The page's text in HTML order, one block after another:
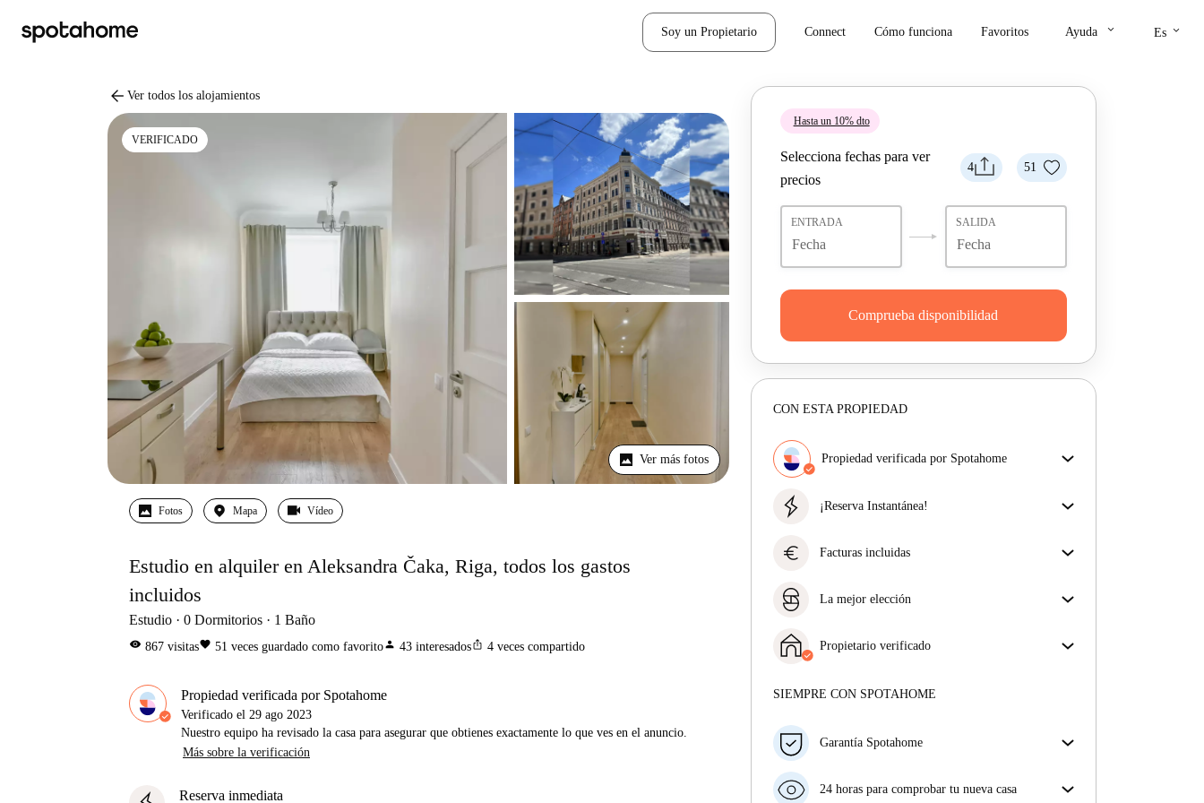
Soy un Propietario Connect Cómo funciona Favoritos Ayuda keyboard_arrow_down Es keyboard_arrow_down
arrow_back Ver todos los alojamientos
VERIFICADO
Ver más fotos
Fotos Mapa Vídeo
Estudio en alquiler en Aleksandra Čaka, Riga, todos los gastos
incluidos
Estudio 0 Dormitorios 1 Baño
visibility 867 visitasfavorite 51 veces guardado como favoritoperson 43 interesadosios_share 4 veces compartido
Propiedad verificada por Spotahome
Verificado el 29 ago 2023
Nuestro equipo ha revisado la casa para asegurar que obtienes exactamente lo que ves en el anuncio.
Más sobre la verificación
Reserva inmediata
Hasta un 10% dto
4 51
Selecciona fechas para ver
precios
ENTRADA SALIDA
Comprueba disponibilidad
CON ESTA PROPIEDAD
Propiedad verificada por Spotahome
obtienes exactamente lo que ves en el anuncio.
¡Reserva Instantánea!
aceptada de inmediato si reúnes las
condiciones de la
euro Facturas incluidas
facturas incluidas, que cubren alquiler y servicios
La mejor elección
fantásticos, disponibilidad y primera categoría.
Propietario verificado
Más sobre este arrendador
SIEMPRE CON SPOTAHOME
Garantía Spotahome
horas previas a la fecha de entrada, Spotahome A) te
24 horas para comprobar tu nueva casa